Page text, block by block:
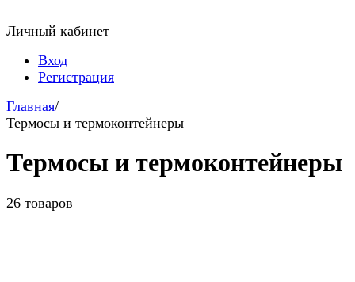
Личный кабинет
Вход
Регистрация
Главная/
Термосы и термоконтейнеры
Термосы и термоконтейнеры
26 товаров